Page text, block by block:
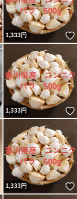
いいね！
1,333円
いいね！
1,333円
いいね！
1,333円